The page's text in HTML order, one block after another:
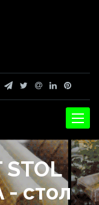
STOL
- стол